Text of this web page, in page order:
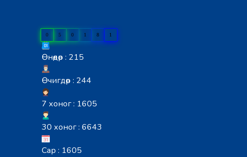
0 5 0 1 8 1
Өнөөдөр : 215
Өчигдөр : 244
7 хоног : 1605
30 хоног : 6643
Сар : 1605